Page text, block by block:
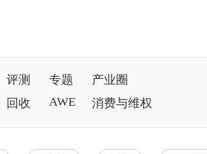
评测 专题
产业圈
回收 AWE 消费与维权